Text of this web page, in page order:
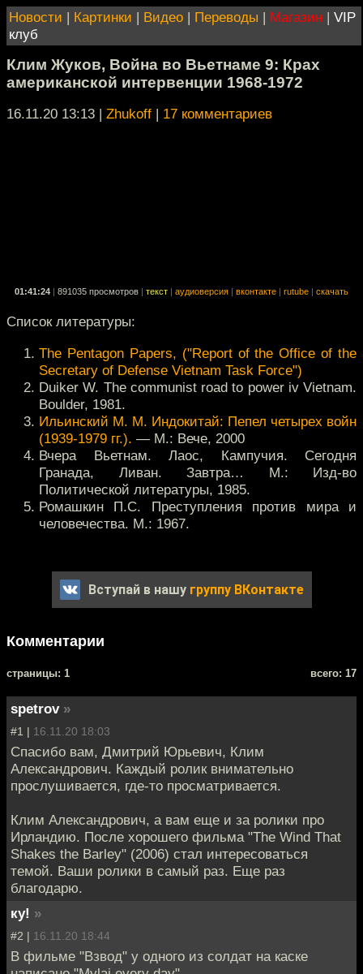
Новости | Картинки | Видео | Переводы | Магазин | VIP
клуб
Клим Жуков, Война во Вьетнаме 9: Крах
американской интервенции 1968-1972
16.11.20 13:13 | Zhukoff | 17 комментариев
01:41:24 891035 просмотров текст аудиоверсия вконтакте rutube скачать
Список литературы:
The Pentagon Papers, ("Report of the Office of the
Secretary of Defense Vietnam Task Force")
Duiker W. The communist road to power iv Vietnam.
Boulder, 1981.
Ильинский М. М. Индокитай: Пепел четырех войн
(1939-1979 гг.). — М.: Вече, 2000
Вчера Вьетнам. Лаос, Кампучия. Сегодня
Гранада, Ливан. Завтра… М.: Изд-во
Политической литературы, 1985.
Ромашкин П.С. Преступления против мира и
человечества. М.: 1967.
Вступай в нашу группу ВКонтакте
Комментарии
cтраницы: 1 всего: 17
spetrov »
#1 | 16.11.20 18:03
Спасибо вам, Дмитрий Юрьевич, Клим
Александрович. Каждый ролик внимательно
прослушивается, где-то просматривается.
Клим Александрович, а вам еще и за ролики про
Ирландию. После хорошего фильма "The Wind That
Shakes the Barley" (2006) стал интересоваться
темой. Ваши ролики в самый раз. Еще раз
благодарю.
ку! »
#2 | 16.11.20 18:44
В фильме "Взвод" у одного из солдат на каске